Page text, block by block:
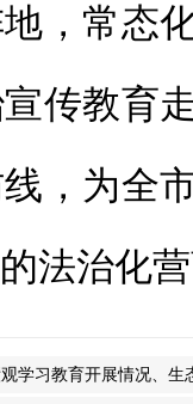
，常态
传教育
，为全
法治化
学习教育开展情况、生